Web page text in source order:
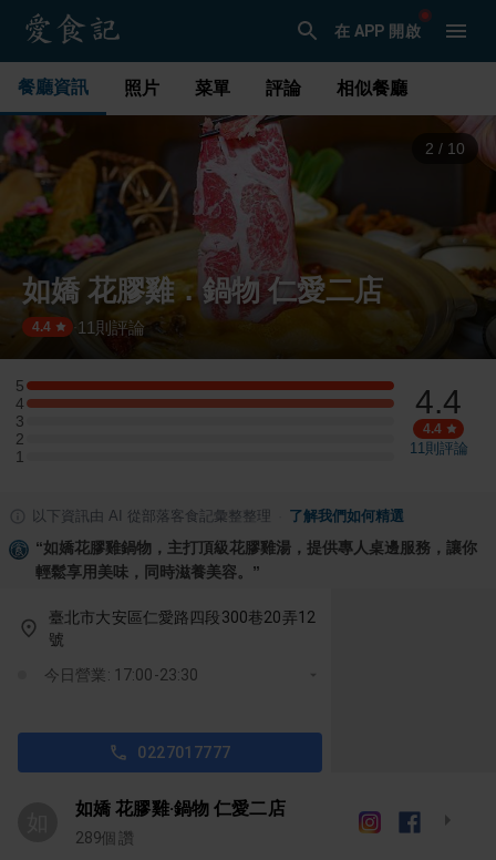
在 APP 開啟
餐廳資訊 照片 菜單 評論 相似餐廳
3 / 10
如嬌 花膠雞．鍋物 仁愛二店
4.4 · 11 則評論
5
5 星：2 則評論
4
4 星：2 則評論
3
3 星：0 則評論
2
2 星：0 則評論
1
1 星：0 則評論
4.4
4.4
11則評論
以下資訊由 AI 從部落客食記彙整整理 了解我們如何精選
“如嬌花膠雞鍋物，主打頂級花膠雞湯，提供專人桌邊服務，讓你
輕鬆享用美味，同時滋養美容。 ”
臺北市大安區仁愛路四段300巷20弄12
號
今日營業: 17:00-23:30
0227017777
如嬌 花膠雞·鍋物 仁愛二店
289個讚